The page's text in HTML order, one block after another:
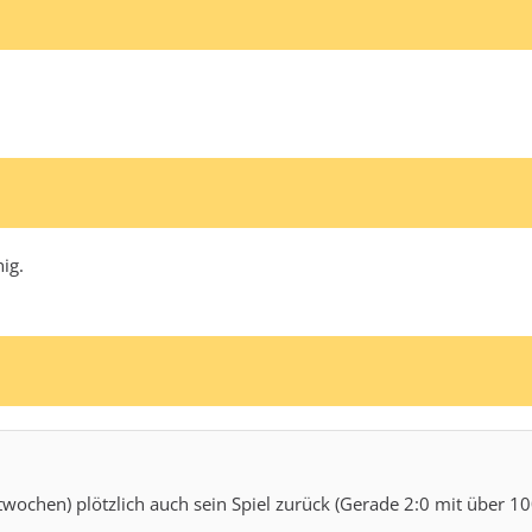
plötzlich auch sein Spiel zurück (Gerade 2:0 mit über